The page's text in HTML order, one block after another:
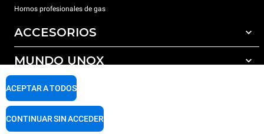
Hornos profesionales de gas
ACCESORIOS
Todos los accesorios
Detergentes para lavado automático
Detergentes para lavado manual
Tratamiento de agua con filtros de resina
MUNDO UNOX
Nuestras sedes en el mundo
SOPORTE
Garantía Unox
ACEPTAR A TODOS
CONTINUAR SIN ACCEDER